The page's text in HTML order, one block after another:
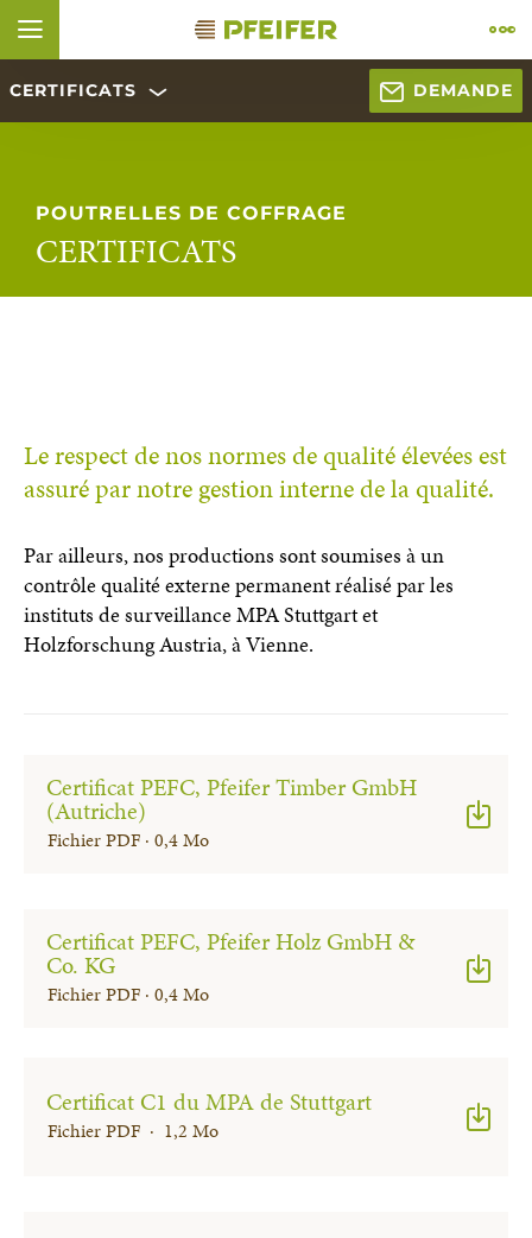
FRANÇAIS
Aller au contenu ( Control + Option+ 1)
Aller au pied de page ( Control + Option
Aller à la navigation ( Control + Option
Aller à la recherche ( Control + Option+ 4)
Ouvrir le widget d'accessibilité (Control + Option
Aller à la déclaration d’accessibilité (Control + Option
POUTRELLES DE COFFRAGE
CERTIFICATS
CERTIFICATS DEMANDE
Le respect de nos normes de qualité élevées est
assuré par notre gestion interne de la qualité.
Par ailleurs, nos productions sont soumises à un
contrôle qualité externe permanent réalisé par les
instituts de surveillance MPA Stuttgart et
Holzforschung Austria, à Vienne.
Certificat PEFC, Pfeifer Timber GmbH
(Autriche)
Fichier PDF · 0,4 Mo
Certificat PEFC, Pfeifer Holz GmbH &
Co. KG
Fichier PDF · 0,4 Mo
Certificat C1 du MPA de Stuttgart
Fichier PDF · 1,2 Mo